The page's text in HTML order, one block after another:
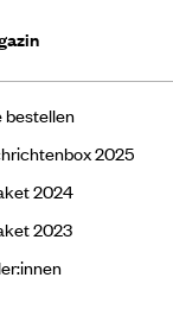
bestellen
2025
2024
2023